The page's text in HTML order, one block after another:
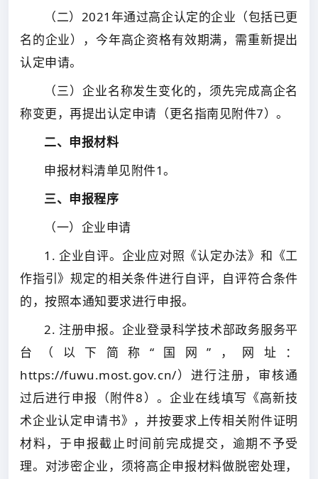
（二）2021年通过高企认定的企业（包括已更
名的企业），今年高企资格有效期满，需重新提出
认定申请。
（三）企业名称发生变化的，须先完成高企名
称变更，再提出认定申请（更名指南见附件7）。
二、申报材料
申报材料清单见附件1。
三、申报程序
（一）企业申请
1. 企业自评。企业应对照《认定办法》和《工
作指引》规定的相关条件进行自评，自评符合条件
的，按照本通知要求进行申报。
2. 注册申报。企业登录科学技术部政务服务平
台（以下简称“国网”，网址：
https://fuwu.most.gov.cn/）进行注册，审核通
过后进行申报（附件8）。企业在线填写《高新技
术企业认定申请书》，并按要求上传相关附件证明
材料，于申报截止时间前完成提交，逾期不予受
理。对涉密企业，须将高企申报材料做脱密处理，